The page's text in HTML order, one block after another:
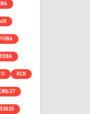
КСК